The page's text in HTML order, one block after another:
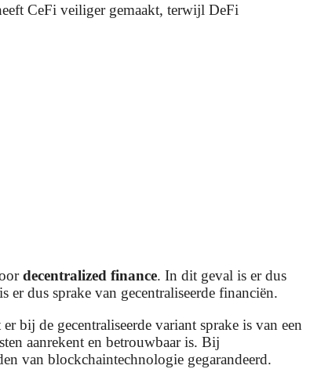
CeFi veiliger gemaakt, terwijl DeFi
decentralized finance. In dit geval is er dus
er dus sprake van gecentraliseerde financiën.
bij de gecentraliseerde variant sprake is van een
aanrekent en betrouwbaar is. Bij
van blockchaintechnologie gegarandeerd.